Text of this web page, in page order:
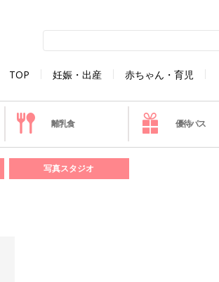
TOP 妊娠・出産 赤ちゃん・育児
離乳食 優待パス
写真スタジオ